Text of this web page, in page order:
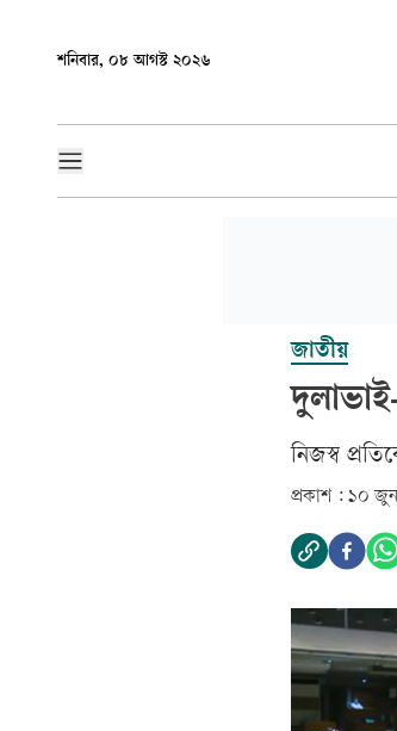
শনিবার, ০৮ আগস্ট ২০২৬
জাতীয়
‎নিজস্ব
প্রকাশ : ১০